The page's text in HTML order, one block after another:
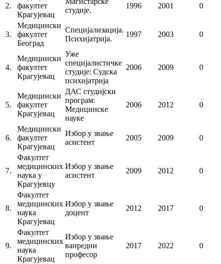
2.
факултет
Крагујевац
студије.
1996 2001 0
3.
Медицински
факултет
Београд
Специјализација.
Психијатрија.
1997 2003 0
4.
Медицински
факултет
Крагујевац
Уже
специјалистичке
студије: Судска
психијатрија
2006 2009 0
5.
Медицински
факултет
Крагујевац
ДАС студијски
програм:
Медицинске
науке
2006 2012 0
6.
Медицински
факултет
Крагујевац
Избор у звање
асистент
2005 2009 0
7.
Факултет
медицинских
наука у
Крагујевцу
Избор у звање
асистент
2009 2012 0
8.
Факултет
медицинских
наука
Крагујевац
Избор у звање
доцент
2012 2017 0
9.
Факултет
медицинских
наука
Крагујевац
Избор у звање
ванредни
професор
2017 2022 0